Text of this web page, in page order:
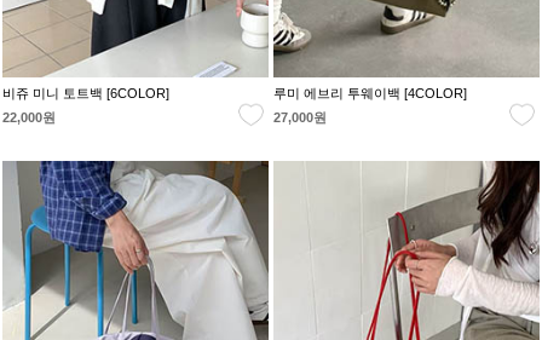
비쥬 미니 토트백 [6COLOR]
22,000원
루미 에브리 투웨이백 [4COLOR]
27,000원